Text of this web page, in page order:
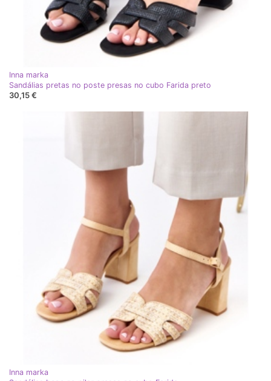
Inna marka
Sandálias pretas no poste presas no cubo Farida preto
30,15 €
Inna marka